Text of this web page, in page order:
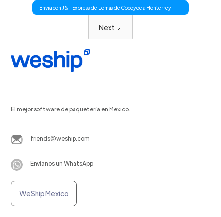
Envia con J&T Express de Lomas de Cocoyoc a Monterrey
Next
El mejor software de paquetería en Mexico.
friends@weship.com
Envíanos un WhatsApp
WeShip Mexico